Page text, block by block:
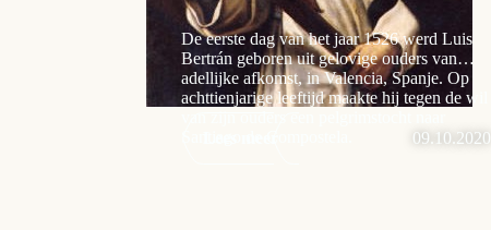
De eerste dag van het jaar 1526 werd Luis
Bertrán geboren uit gelovige ouders van
adellijke afkomst, in Valencia, Spanje. Op
achttienjarige leeftijd maakte hij tegen de wil
09.10.2020